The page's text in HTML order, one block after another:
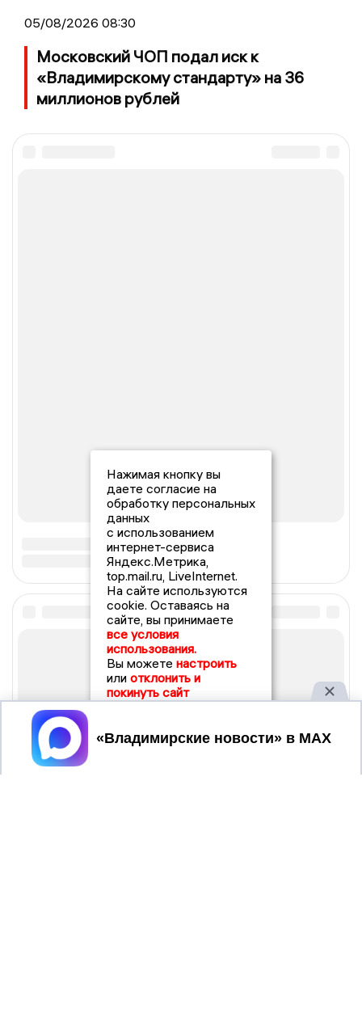
05/08/2026 08:30
Московский ЧОП подал иск к
«Владимирскому стандарту» на 36
миллионов рублей
Нажимая кнопку вы
даете согласие на
обработку персональных
данных
с использованием
интернет-сервиса
Яндекс.Метрика,
top.mail.ru, LiveInternet.
На сайте используются
cookie. Оставаясь на
сайте, вы принимаете
все условия
использования.
Вы можете настроить
или отклонить и
покинуть сайт
Принять